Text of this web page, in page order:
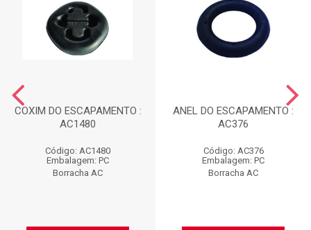
COXIM DO ESCAPAMENTO :
AC1480
Código: AC1480
Embalagem: PC
Borracha AC
ANEL DO ESCAPAMENTO :
AC376
Código: AC376
Embalagem: PC
Borracha AC